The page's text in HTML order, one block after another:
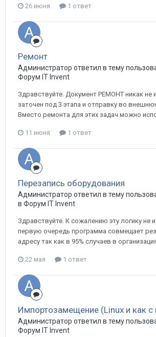
26 июня 1 ответ
Ремонт
Администратор ответил в тему
Форум IT Invent
Здравствуйте. Документ РЕМОНТ никак не
заточен под 3 этапа и отправку во
Вместо ремонта для этих задач можно
11 июня 1 ответ
Перезапись оборудования
Администратор ответил в тему
в Форум IT Invent
Здравствуйте. К сожалению эту логику не
первую очередь программа совмещает
адресу так как в 95% случаев в
22 мая 1 ответ
Импортозамещение (Linux и как с
Администратор ответил в тему
Форум IT Invent